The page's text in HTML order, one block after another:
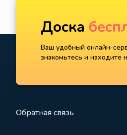
Доска
Ваш удобный онлайн-
знакомьтесь и находите
Обратная связь